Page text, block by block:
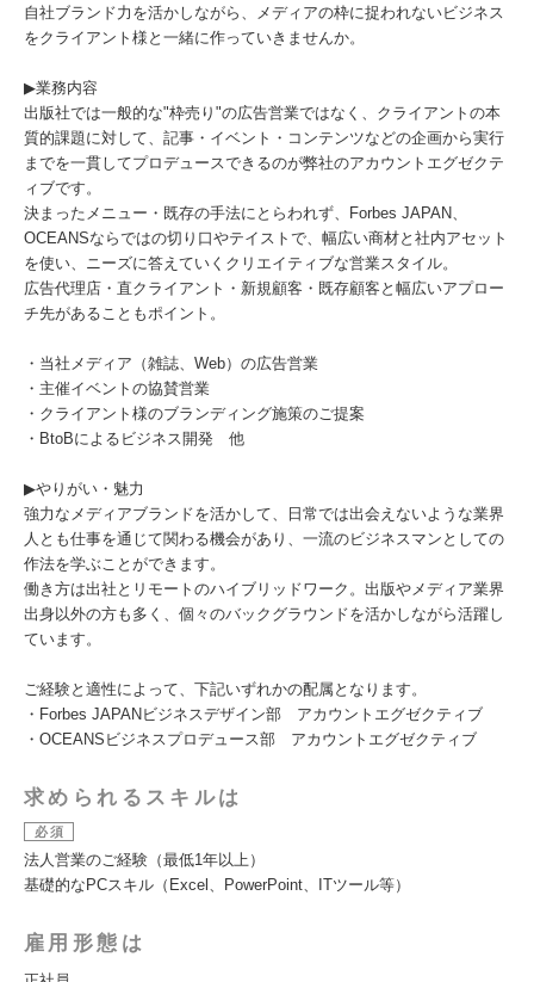
自社ブランド力を活かしながら、メディアの枠に捉われないビジネス
をクライアント様と一緒に作っていきませんか。
▶︎業務内容
出版社では一般的な"枠売り"の広告営業ではなく、クライアントの本
質的課題に対して、記事・イベント・コンテンツなどの企画から実行
までを一貫してプロデュースできるのが弊社のアカウントエグゼクテ
ィブです。
決まったメニュー・既存の手法にとらわれず、Forbes JAPAN、
OCEANSならではの切り口やテイストで、幅広い商材と社内アセット
を使い、ニーズに答えていくクリエイティブな営業スタイル。
広告代理店・直クライアント・新規顧客・既存顧客と幅広いアプロー
チ先があることもポイント。
・当社メディア（雑誌、Web）の広告営業
・主催イベントの協賛営業
・クライアント様のブランディング施策のご提案
・BtoBによるビジネス開発 他
▶︎やりがい・魅力
強力なメディアブランドを活かして、日常では出会えないような業界
人とも仕事を通じて関わる機会があり、一流のビジネスマンとしての
作法を学ぶことができます。
働き方は出社とリモートのハイブリッドワーク。出版やメディア業界
出身以外の方も多く、個々のバックグラウンドを活かしながら活躍し
ています。
ご経験と適性によって、下記いずれかの配属となります。
・Forbes JAPANビジネスデザイン部 アカウントエグゼクティブ
・OCEANSビジネスプロデュース部 アカウントエグゼクティブ
求められるスキルは
必須
法人営業のご経験（最低1年以上）
基礎的なPCスキル（Excel、PowerPoint、ITツール等）
雇用形態は